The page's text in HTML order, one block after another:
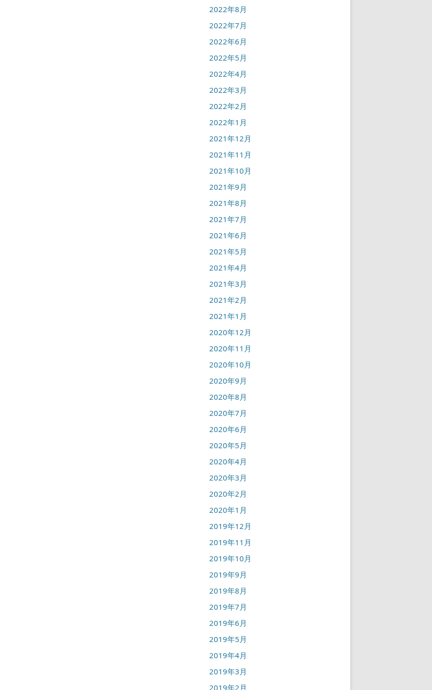
2022年8月
2022年7月
2022年6月
2022年5月
2022年4月
2022年3月
2022年2月
2022年1月
2021年12月
2021年11月
2021年10月
2021年9月
2021年8月
2021年7月
2021年6月
2021年5月
2021年4月
2021年3月
2021年2月
2021年1月
2020年12月
2020年11月
2020年10月
2020年9月
2020年8月
2020年7月
2020年6月
2020年5月
2020年4月
2020年3月
2020年2月
2020年1月
2019年12月
2019年11月
2019年10月
2019年9月
2019年8月
2019年7月
2019年6月
2019年5月
2019年4月
2019年3月
2019年2月